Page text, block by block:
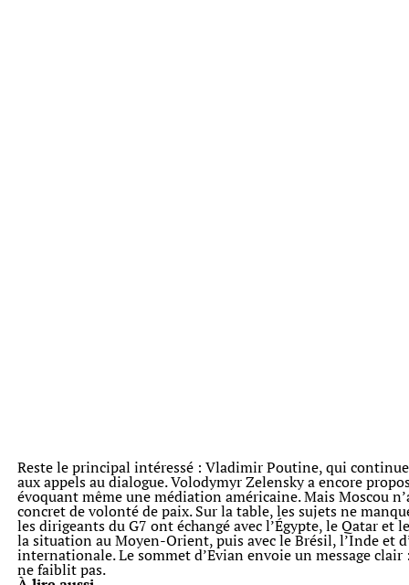
Reste le principal intéressé : Vladimir Poutine, qui
aux appels au dialogue. Volodymyr Zelensky a encore
évoquant même une médiation américaine. Mais Moscou
concret de volonté de paix. Sur la table, les sujets ne
les dirigeants du G7 ont échangé avec l’Égypte, le Qatar et
la situation au Moyen-Orient, puis avec le Brésil, l’Inde et
internationale. Le sommet d’Evian envoie un message clair
ne faiblit pas.